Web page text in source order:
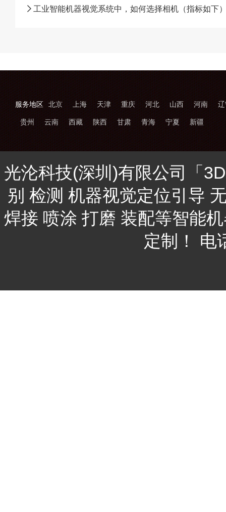
工业智能机器视觉系统中，如何选择相机（指标如下
服务地区 北京 上海 天津 重庆 河北 山西 河南
贵州 云南 西藏 陕西 甘肃 青海 宁夏 新疆
光沦科技(深圳)有限公司「
别 检测 机器视觉定位引导
焊接 喷涂 打磨 装配等智能
定制！ 电